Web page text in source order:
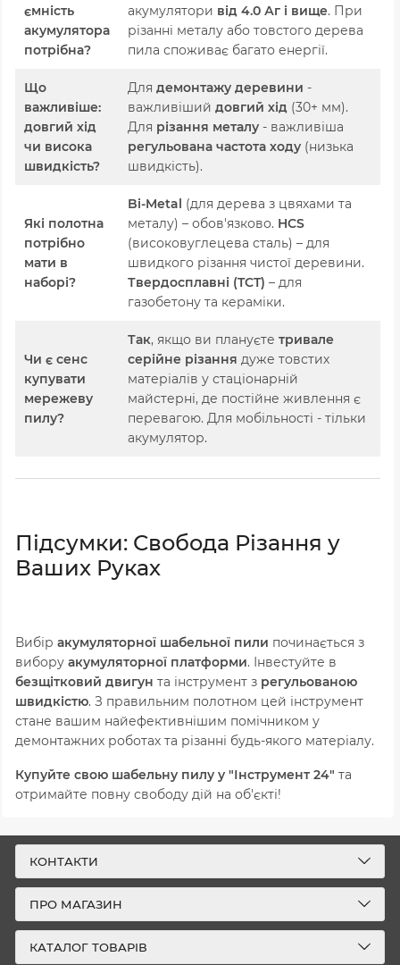
ємність
акумулятора
потрібна?
акумулятори від 4.0 Аг і вище. При
різанні металу або товстого дерева
пила споживає багато енергії.
Що
важливіше:
довгий хід
чи висока
швидкість?
Для демонтажу деревини -
важливіший довгий хід (30+ мм).
Для різання металу - важливіша
регульована частота ходу (низька
швидкість).
Які полотна
потрібно
мати в
наборі?
Bi-Metal (для дерева з цвяхами та
металу) – обов'язково. HCS
(високовуглецева сталь) – для
швидкого різання чистої деревини.
Твердосплавні (TCT) – для
газобетону та кераміки.
Чи є сенс
купувати
мережеву
пилу?
Так, якщо ви плануєте тривале
серійне різання дуже товстих
матеріалів у стаціонарній
майстерні, де постійне живлення є
перевагою. Для мобільності - тільки
акумулятор.
Підсумки: Свобода Різання у
Ваших Руках
Вибір акумуляторної шабельної пили починається з
вибору акумуляторної платформи. Інвестуйте в
безщітковий двигун та інструмент з регульованою
швидкістю. З правильним полотном цей інструмент
стане вашим найефективнішим помічником у
демонтажних роботах та різанні будь-якого матеріалу.
Купуйте свою шабельну пилу у "Інструмент 24" та
отримайте повну свободу дій на об'єкті!
КОНТАКТИ
ПРО МАГАЗИН
КАТАЛОГ ТОВАРІВ